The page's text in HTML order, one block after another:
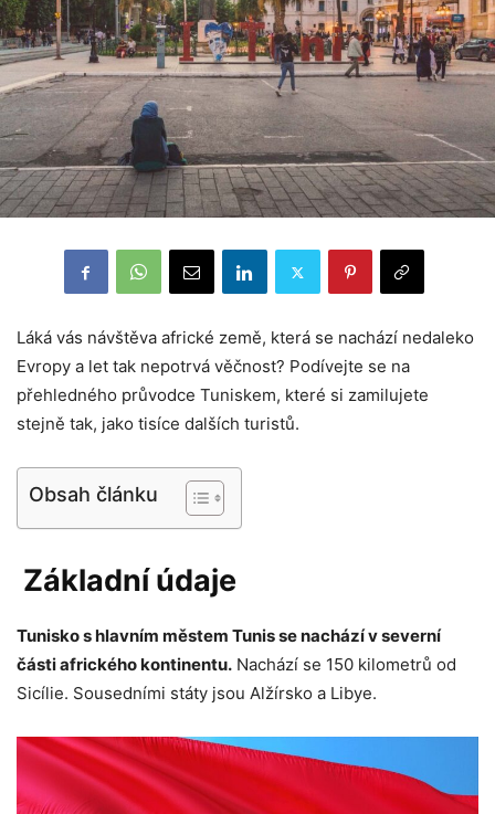
Láká vás návštěva africké země, která se nachází nedaleko
Evropy a let tak nepotrvá věčnost? Podívejte se na
přehledného průvodce Tuniskem, které si zamilujete
stejně tak, jako tisíce dalších turistů.
Obsah článku
Základní údaje
Tunisko s hlavním městem Tunis se nachází v severní
části afrického kontinentu. Nachází se 150 kilometrů od
Sicílie. Sousedními státy jsou Alžírsko a Libye.